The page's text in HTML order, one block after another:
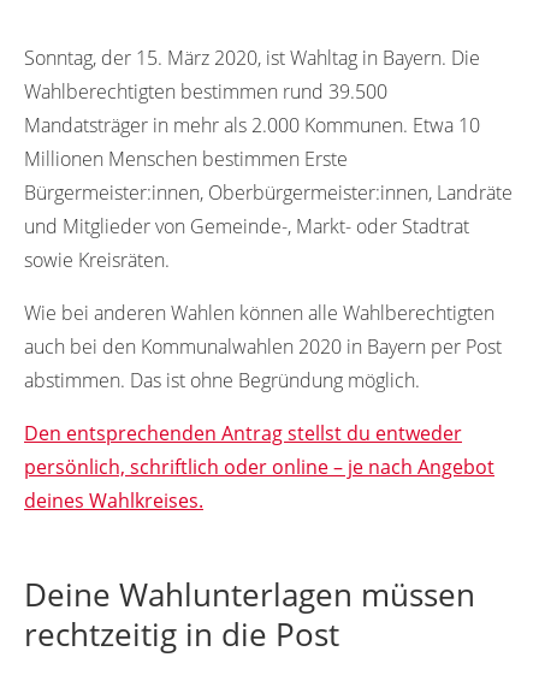
Sonntag, der 15. März 2020, ist Wahltag in Bayern. Die
Wahlberechtigten bestimmen rund 39.500
Mandatsträger in mehr als 2.000 Kommunen. Etwa 10
Millionen Menschen bestimmen Erste
Bürgermeister:innen, Oberbürgermeister:innen, Landräte
und Mitglieder von Gemeinde-, Markt- oder Stadtrat
sowie Kreisräten.
Wie bei anderen Wahlen können alle Wahlberechtigten
auch bei den Kommunalwahlen 2020 in Bayern per Post
abstimmen. Das ist ohne Begründung möglich.
Den entsprechenden Antrag stellst du entweder
persönlich, schriftlich oder online – je nach Angebot
deines Wahlkreises.
Deine Wahlunterlagen müssen
rechtzeitig in die Post